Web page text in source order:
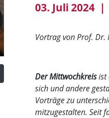
03. Juli 2024
Vortrag von Prof. Dr.
Der Mittwochkreisist
sich und andere
Vorträge zu
mitzugestalten. Seit